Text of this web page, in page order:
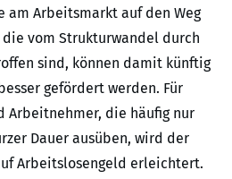
am Arbeitsmarkt auf den Weg
vom Strukturwandel durch
sind, können damit künftig
gefördert werden. Für
Arbeitnehmer, die häufig nur
Dauer ausüben, wird der
Arbeitslosengeld erleichtert.